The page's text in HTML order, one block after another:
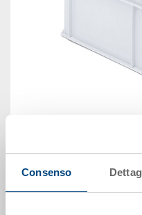
Consenso
Disponbilità: su
Il prodotto non può